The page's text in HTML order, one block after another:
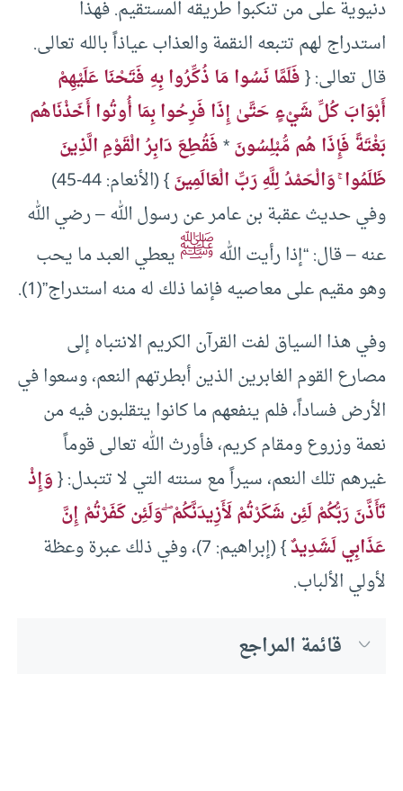
دنيوية على من تنكبوا طريقه المستقيم. فهذا
استدراج لهم تتبعه النقمة والعذاب عياذاً بالله تعالى.
قال تعالى: {فَلَمَّا نَسُوا مَا ذُكِّرُوا بِهِ فَتَحْنَا عَلَيْهِمْ
أَبْوَابَ كُلِّ شَيْءٍ حَتَّىٰ إِذَا فَرِحُوا بِمَا أُوتُوا أَخَذْنَاهُم
بَغْتَةً فَإِذَا هُم مُّبْلِسُونَ*فَقُطِعَ دَابِرُ الْقَوْمِ الَّذِينَ
ظَلَمُوا ۚ وَالْحَمْدُ لِلَّهِ رَبِّ الْعَالَمِينَ
} (الأنعام: 44-45)
وفي حديث عقبة بن عامر عن رسول الله – رضي الله
عنه – قال: “إذا رأيت اللهﷺيعطي العبد ما يحب
وهو مقيم على معاصيه فإنما ذلك له منه استدراج”(1).
وفي هذا السياق لفت القرآن الكريم الانتباه إلى
مصارع القوم الغابرين الذين أبطرتهم النعم، وسعوا في
الأرض فساداً، فلم ينفعهم ما كانوا يتقلبون فيه من
نعمة وزروع ومقام كريم، فأورث الله تعالى قوماً
غيرهم تلك النعم، سيراً مع سنته التي لا تتبدل: {وَإِذْ
تَأَذَّنَ رَبُّكُمْ لَئِن شَكَرْتُمْ لَأَزِيدَنَّكُمْ ۖ وَلَئِن كَفَرْتُمْ إِنَّ
عَذَابِي لَشَدِيدٌ
} (إبراهيم: 7)، وفي ذلك عبرة وعظة
لأولي الألباب.
قائمة المراجع